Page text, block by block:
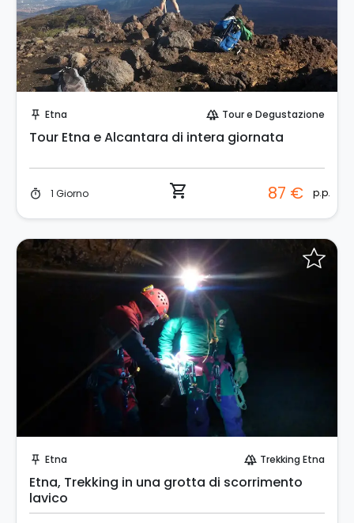
push_pin Etna forest Tour e Degustazione
Tour Etna e Alcantara di intera giornata
timer 1 Giorno shopping_cart 87 € p.p.
push_pin Etna forest Trekking Etna
Etna, Trekking in una grotta di scorrimento
lavico